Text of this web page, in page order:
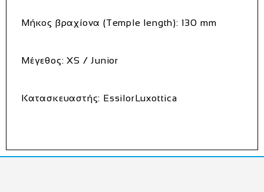
Μήκος βραχίονα (Temple length): 130 mm
Μέγεθος: XS / Junior
Κατασκευαστής: EssilorLuxottica